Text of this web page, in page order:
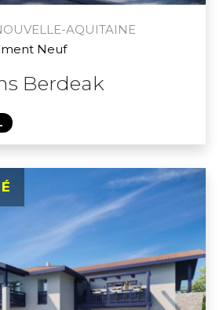
AQUITAINE
Neuf
Berdeak